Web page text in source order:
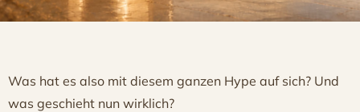
Was hat es also mit diesem ganzen Hype auf sich? Und
was geschieht nun wirklich?